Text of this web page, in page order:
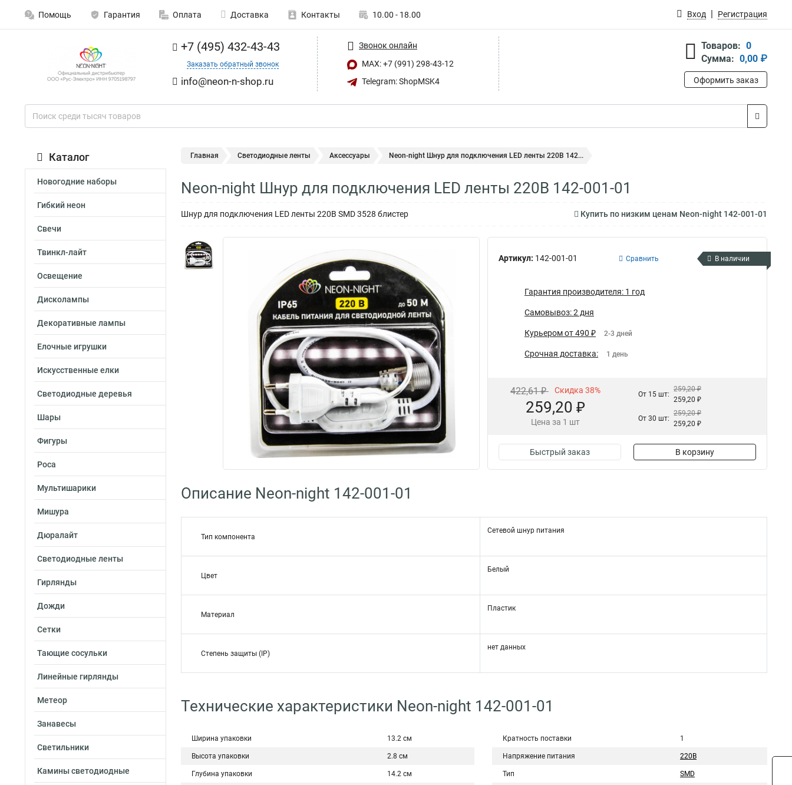
Помощь Гарантия Оплата Доставка Контакты 10.00 - 18.00 Вход Регистрация
+7 (495) 432-43-43
Заказать обратный звонок
info@neon-n-shop.ru
Звонок онлайн
MAX: +7 (991) 298-43-12
Telegram: ShopMSK4
Товаров: 0
Сумма: 0,00 ₽
Оформить заказ
Каталог
Новогодние наборы
Гибкий неон
Свечи
Твинкл-лайт
Освещение
Дисколампы
Декоративные лампы
Елочные игрушки
Искусственные елки
Светодиодные деревья
Шары
Фигуры
Роса
Мультишарики
Мишура
Дюралайт
Светодиодные ленты
Гирлянды
Дожди
Сетки
Тающие сосульки
Линейные гирлянды
Метеор
Занавесы
Светильники
Камины светодиодные
Главная Светодиодные ленты Аксессуары Neon-night Шнур для подключения LED ленты 220В 142...
Neon-night Шнур для подключения LED ленты 220В 142-001-01
Шнур для подключения LED ленты 220В SMD 3528 блистер Купить по низким ценам Neon-night 142-001-01
Артикул: 142-001-01 Сравнить В наличии
Гарантия производителя: 1 год
Самовывоз: 2 дня
Курьером от 490 ₽ 2-3 дней
Срочная доставка: 1 день
422,61 ₽ Скидка 38%
259,20 ₽
Цена за 1 шт
От 15 шт:
259,20 ₽
259,20 ₽
От 30 шт:
259,20 ₽
259,20 ₽
Быстрый заказ В корзину
Описание Neon-night 142-001-01
Тип компонента
Сетевой шнур питания
Цвет
Белый
Материал
Пластик
Степень защиты (IP)
нет данных
Технические характеристики Neon-night 142-001-01
Ширина упаковки 13.2 см
Высота упаковки 2.8 см
Глубина упаковки 14.2 см
Кратность поставки 1
Напряжение питания 220В
Тип SMD